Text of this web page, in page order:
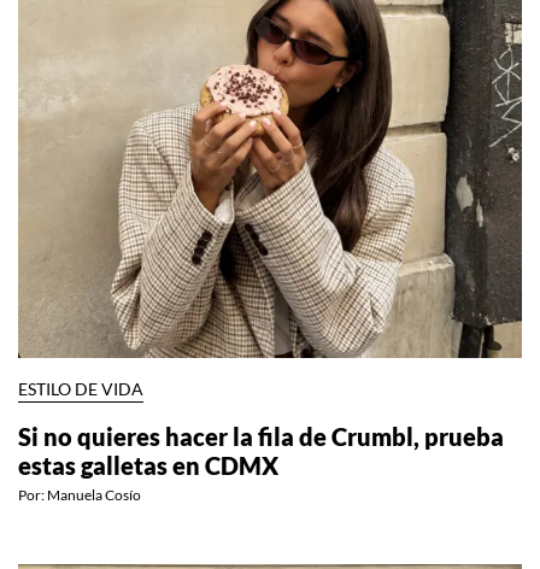
ESTILO DE VIDA
Si no quieres hacer la fila de Crumbl, prueba
estas galletas en CDMX
Por: Manuela Cosío